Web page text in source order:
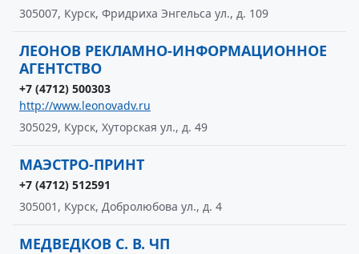
305007, Курск, Фридриха Энгельса ул., д. 109
ЛЕОНОВ РЕКЛАМНО-ИНФОРМАЦИОННОЕ
АГЕНТСТВО
+7 (4712) 500303
http://www.leonovadv.ru
305029, Курск, Хуторская ул., д. 49
МАЭСТРО-ПРИНТ
+7 (4712) 512591
305001, Курск, Добролюбова ул., д. 4
МЕДВЕДКОВ С. В. ЧП